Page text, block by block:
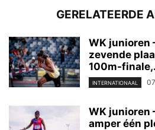
GERELATEERDE
WK junioren
zevende
100m-
INTERNATIONAAL
WK junioren
amper één